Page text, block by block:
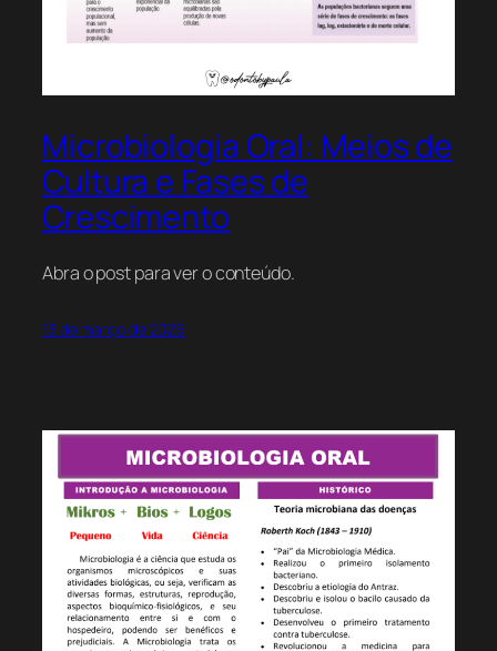
Microbiologia Oral: Meios de
Cultura e Fases de
Crescimento
Abra o post para ver o conteúdo.
13 de março de 2026